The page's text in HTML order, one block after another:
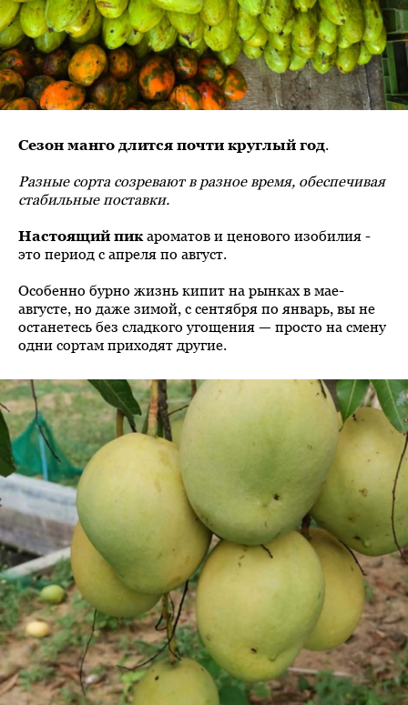
Сезон манго длится почти круглый год
Разные сорта созревают в разное время, обеспечивая
стабильные поставки.
Настоящий пик ароматов и ценового изобилия -
это период с апреля по август.
Особенно бурно жизнь кипит на рынках в мае-
августе, но даже зимой, с сентября по январь, вы не
останетесь без сладкого угощения — просто на смену
одни сортам приходят другие.